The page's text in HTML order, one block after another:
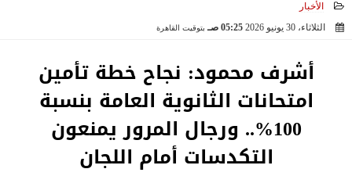
الأخبار
الثلاثاء، 30 يونيو 2026
05:25 صـ بتوقيت القاهرة
أشرف محمود: نجاح خطة تأمين
امتحانات الثانوية العامة بنسبة
100%.. ورجال المرور يمنعون
التكدسات أمام اللجان